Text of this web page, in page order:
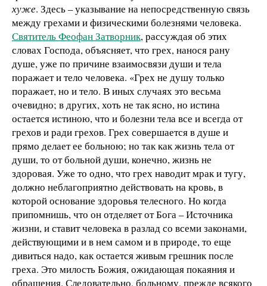
хуже. Здесь – указывание на непосредственную связь
между грехами и физическими болезнями человека.
Святитель Феофан Затворник, рассуждая об этих
словах Господа, объясняет, что грех, нанося рану
душе, уже по причине взаимосвязи души и тела
поражает и тело человека. «Грех не душу только
поражает, но и тело. В иных случаях это весьма
очевидно; в других, хоть не так ясно, но истина
остается истиною, что и болезни тела все и всегда от
грехов и ради грехов. Грех совершается в душе и
прямо делает ее больною; но так как жизнь тела от
души, то от больной души, конечно, жизнь не
здоровая. Уже то одно, что грех наводит мрак и тугу,
должно неблагоприятно действовать на кровь, в
которой основание здоровья телесного. Но когда
припомнишь, что он отделяет от Бога – Источника
жизни, и ставит человека в разлад со всеми законами,
действующими и в нем самом и в природе, то еще
дивиться надо, как остается живым грешник после
греха. Это милость Божия, ожидающая покаяния и
обращения. Следовательно, больному, прежде всякого